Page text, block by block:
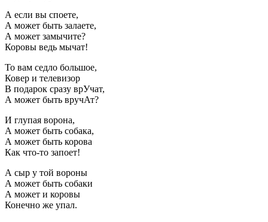
А если вы споете,
А может быть залаете,
А может замычите?
Коровы ведь мычат!
То вам седло большое,
Ковер и телевизор
В подарок сразу врУчат,
А может быть вручАт?
И глупая ворона,
А может быть собака,
А может быть корова
Как что-то запоет!
А сыр у той вороны
А может быть собаки
А может и коровы
Конечно же упал.